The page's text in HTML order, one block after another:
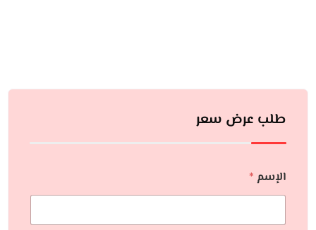
طلب عرض سعر
الإسم *